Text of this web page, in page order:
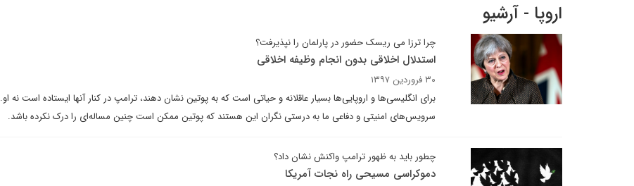
اروپا - آرشیو
چرا ترزا می ریسک حضور در پارلمان را نپذیرفت؟
استدلال اخلاقی بدون انجام وظیفه اخلاقی
۳۰ فروردین ۱۳۹۷
برای انگلیسی‌ها و اروپایی‌ها بسیار عاقلانه و حیاتی است که به پوتین نشان دهند، ترامپ در کنار آنها ایستاده است نه او.
سرویس‌های امنیتی و دفاعی ما به درستی نگران این هستند که پوتین ممکن است چنین مساله‌ای را درک نکرده باشد.
چطور باید به ظهور ترامپ واکنش نشان داد؟
دموکراسی مسیحی راه نجات آمریکا